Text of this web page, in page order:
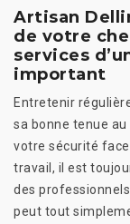
Artisan
de votre
services
important
Entretenir
sa bonne tenue
votre sécurité face
travail, il est
des
peut tout